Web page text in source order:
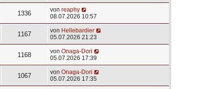
1336 von reaphy
08.07.2026 10:57
1167 von Hellebardier
05.07.2026 21:23
1168 von Onaga-Dori
05.07.2026 17:39
1067 von Onaga-Dori
05.07.2026 17:35